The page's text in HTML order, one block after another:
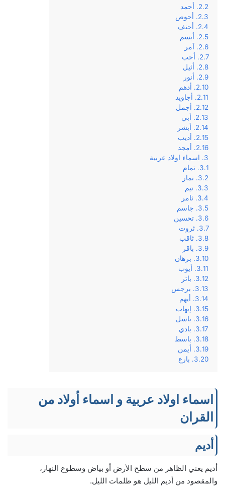
أحمد
أحوص
أحنف
أبسم
آمر
أحب
أثيل
أنور
أدهم
أجاويد
أجمل
أبي
أبشر
أديب
أمجد
اسماء اولاد عربية
تمام
تمار
تيم
ثامر
جاسم
تحسين
ثروت
ثاقب
باقر
برهان
أيوب
باتر
برجس
أيهم
إيهاب
باسل
بادي
باسط
أيمن
بارع
اسماء اولاد عربية و اسماء أولاد من
القران
أديم
أديم يعني الظاهر من سطح الأرض أو بياض وسطوع النهار،
والمقصود من أديم الليل هو ظلمات الليل.